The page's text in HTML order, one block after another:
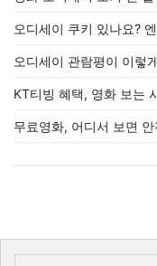
오디세이 쿠키 있나요?
오디세이 관람평이 이렇
KT티빙 혜택, 영화 보는
무료영화, 어디서 보면